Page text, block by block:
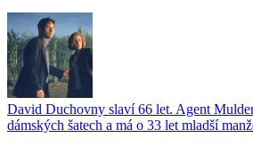
David Duchovny slaví 66 let. Agent
dámských šatech a má o 33 let mladší